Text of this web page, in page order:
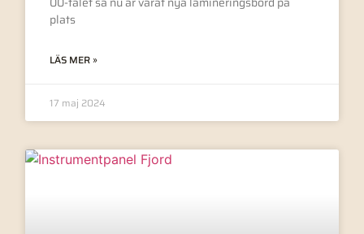
plats
LÄS MER »
17 maj 2024